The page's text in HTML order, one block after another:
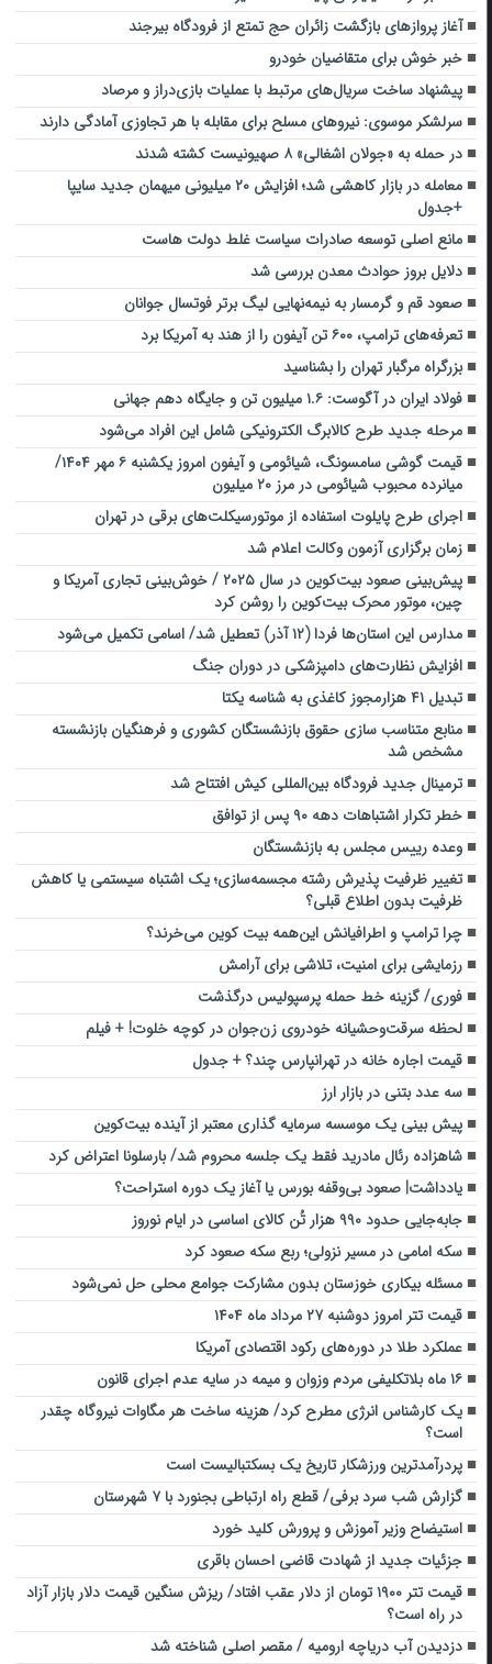
آغاز پروازهای بازگشت زائران حج تمتع از فرودگاه بیرجند
خبر خوش برای متقاضیان خودرو
پیشنهاد ساخت سریال‌های مرتبط با عملیات بازی‌دراز و مرصاد
سرلشکر موسوی: نیروهای مسلح برای مقابله با هر تجاوزی آمادگی دارند
در حمله به «جولان اشغالی» ۸ صهیونیست کشته شدند
معامله در بازار کاهشی شد؛ افزایش ۲۰ میلیونی میهمان جدید سایپا
+جدول
مانع اصلی توسعه صادرات سیاست غلط دولت هاست
دلایل بروز حوادث معدن بررسی شد
صعود قم و گرمسار به نیمه‌نهایی لیگ برتر فوتسال جوانان
تعرفه‌های ترامپ، ۶۰۰ تن آیفون را از هند به آمریکا برد
بزرگراه مرگبار تهران را بشناسید
فولاد ایران در آگوست: ۱.۶ میلیون تن و جایگاه دهم جهانی
مرحله جدید طرح کالابرگ الکترونیکی شامل این افراد می‌شود
قیمت گوشی سامسونگ، شیائومی و آیفون امروز یکشنبه ۶ مهر ۱۴۰۴/
میانرده محبوب شیائومی در مرز ۲۰ میلیون
اجرای طرح پایلوت استفاده از موتورسیکلت‌های برقی در تهران
زمان برگزاری آزمون وکالت اعلام شد
پیش‌بینی صعود بیت‌کوین در سال ۲۰۲۵ / خوش‌بینی تجاری آمریکا و
چین، موتور محرک بیت‌کوین را روشن کرد
مدارس این استان‌ها فردا (۱۲ آذر) تعطیل شد/ اسامی تکمیل می‌شود
افزایش نظارت‌های دامپزشکی در دوران جنگ
تبدیل ۴۱ هزارمجوز کاغذی به شناسه یکتا
منابع متناسب سازی حقوق بازنشستگان کشوری و فرهنگیان بازنشسته
مشخص شد
ترمینال جدید فرودگاه بین‌المللی کیش افتتاح شد
خطر تکرار اشتباهات دهه ۹۰ پس از توافق
وعده رییس مجلس به بازنشستگان
تغییر ظرفیت پذیرش رشته مجسمه‌سازی؛ یک اشتباه سیستمی یا کاهش
ظرفیت بدون اطلاع قبلی؟
چرا ترامپ و اطرافیانش این‌همه بیت کوین می‌خرند؟
رزمایشی برای امنیت، تلاشی برای آرامش
فوری/ گزینه خط حمله پرسپولیس درگذشت
لحظه سرقت‌وحشیانه خودروی زن‌جوان در کوچه خلوت! + فیلم
قیمت اجاره خانه در تهرانپارس چند؟ + جدول
سه عدد بتنی در بازار ارز
پیش بینی یک موسسه سرمایه گذاری معتبر از آینده بیت‌کوین
شاهزاده رئال مادرید فقط یک جلسه محروم شد/ بارسلونا اعتراض کرد
یادداشت| صعود بی‌وقفه بورس یا آغاز یک دوره استراحت؟
جابه‌جایی حدود ۹۹۰ هزار تُن کالای اساسی در ایام نوروز
سکه امامی در مسیر نزولی؛ ربع سکه صعود کرد
مسئله بیکاری خوزستان بدون مشارکت جوامع محلی حل نمی‌شود
قیمت تتر امروز دوشنبه ۲۷ مرداد ماه ۱۴۰۴
عملکرد طلا در دوره‌های رکود اقتصادی آمریکا
۱۶ ماه بلاتکلیفی مردم وزوان و میمه در سایه عدم اجرای قانون
یک کارشناس انرژی مطرح کرد/ هزینه ساخت هر مگاوات نیروگاه چقدر
است؟
پردرآمدترین ورزشکار تاریخ یک بسکتبالیست است
گزارش شب سرد برفی/ قطع راه ارتباطی بجنورد با ۷ شهرستان
استیضاح وزیر آموزش و پرورش کلید خورد
جزئیات جدید از شهادت قاضی احسان باقری
قیمت تتر ۱۹۰۰ تومان از دلار عقب افتاد/ ریزش سنگین قیمت دلار بازار آزاد
در راه است؟
دزدیدن آب دریاچه ارومیه / مقصر اصلی شناخته شد